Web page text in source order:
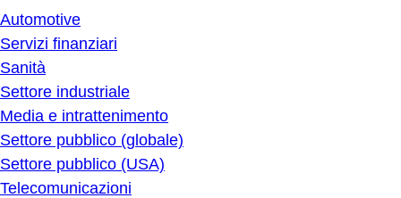
Automotive
Servizi finanziari
Sanità
Settore industriale
Media e intrattenimento
Settore pubblico (globale)
Settore pubblico (USA)
Telecomunicazioni